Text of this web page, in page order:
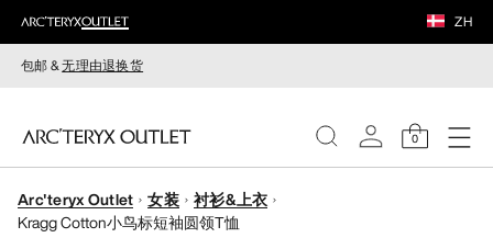
ZH
包邮 &无理由退换货
0
女装
Arc'teryx Outlet 女装
衬衫&上衣
Kragg Cotton小鸟标短袖圆领T恤